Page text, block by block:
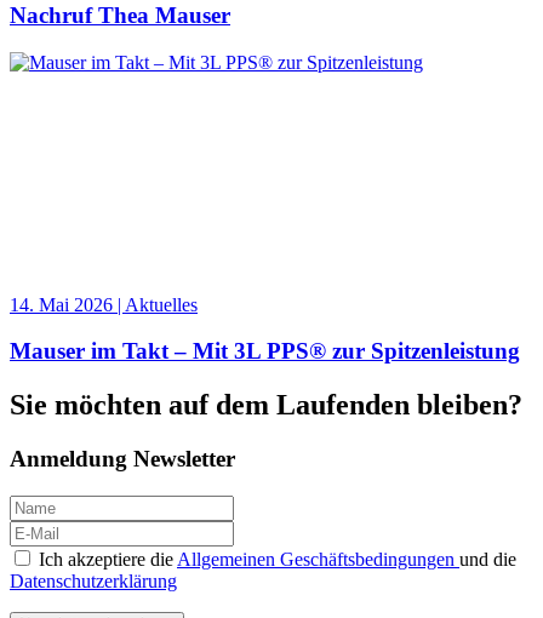
Nachruf Thea Mauser
14. Mai 2026 | Aktuelles
Mauser im Takt – Mit 3L PPS® zur Spitzenleistung
Sie möchten auf dem Laufenden bleiben?
Anmeldung Newsletter
Ich akzeptiere die Allgemeinen Geschäftsbedingungen und die
Datenschutzerklärung